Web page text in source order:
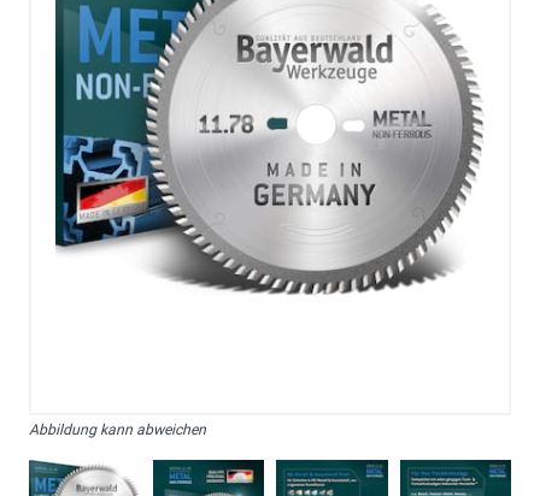
Abbildung kann abweichen